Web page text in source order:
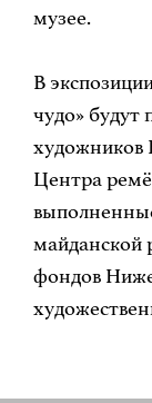
музее.
В
чудо» будут
художников
Центра
майданской
фондов